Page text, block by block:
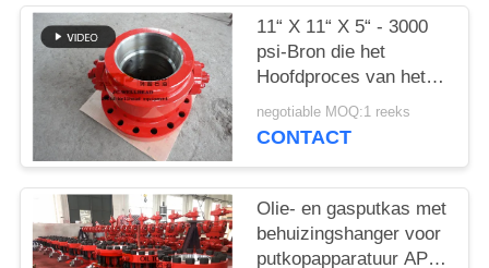
11“ X 11“ X 5“ - 3000
psi-Bron die het
Hoofdproces van het
Spoelsmeedstuk
insluiten
negotiable MOQ:1 reeks
CONTACT
Olie- en gasputkas met
behuizingshanger voor
putkopapparatuur API